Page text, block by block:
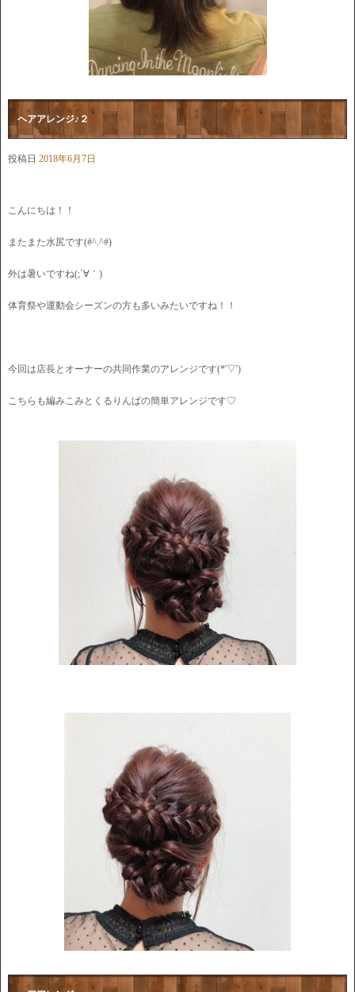
ヘアアレンジ♪２
投稿日 2018年6月7日
こんにちは！！
またまた水尻です(#^.^#)
外は暑いですね(;´∀｀)
体育祭や運動会シーズンの方も多いみたいですね！！
今回は店長とオーナーの共同作業のアレンジです(*'▽')
こちらも編みこみとくるりんぱの簡単アレンジです♡